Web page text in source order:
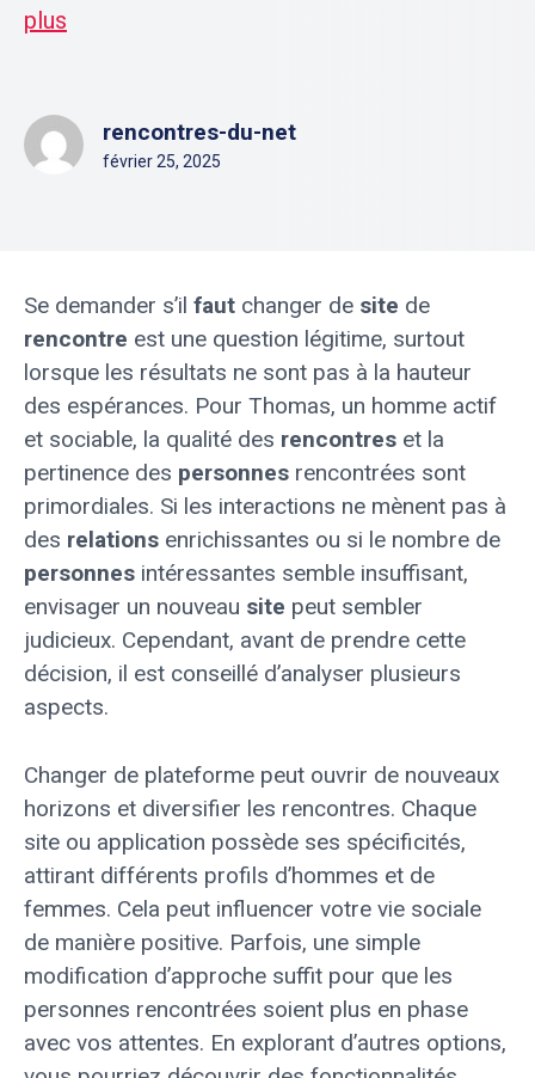
plus
rencontres-du-net
février 25, 2025
Se demander s’il faut changer de site de
rencontre est une question légitime, surtout
lorsque les résultats ne sont pas à la hauteur
des espérances. Pour Thomas, un homme actif
et sociable, la qualité des rencontres et la
pertinence des personnes rencontrées sont
primordiales. Si les interactions ne mènent pas à
des relations enrichissantes ou si le nombre de
personnes intéressantes semble insuffisant,
envisager un nouveau site peut sembler
judicieux. Cependant, avant de prendre cette
décision, il est conseillé d’analyser plusieurs
aspects.
Changer de plateforme peut ouvrir de nouveaux
horizons et diversifier les rencontres. Chaque
site ou application possède ses spécificités,
attirant différents profils d’hommes et de
femmes. Cela peut influencer votre vie sociale
de manière positive. Parfois, une simple
modification d’approche suffit pour que les
personnes rencontrées soient plus en phase
avec vos attentes. En explorant d’autres options,